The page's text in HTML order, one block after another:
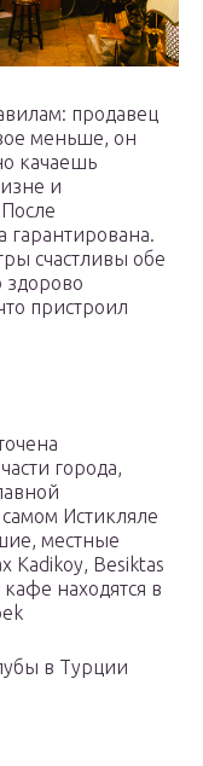
продавец
меньше, он
качаешь
и
гарантирована.
счастливы обе
здорово
пристроил
города,
Истикляле
местные
Kadikoy, Besiktas
находятся в
в Турции